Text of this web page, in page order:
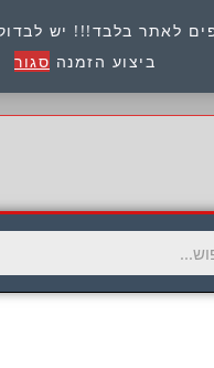
לאתר בלבד!!! יש לבדוק
ביצוע הזמנה סגור
8945722